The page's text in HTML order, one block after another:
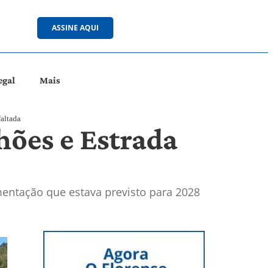
ASSINE AQUI
Mais
e Estrada
que estava previsto para 2028